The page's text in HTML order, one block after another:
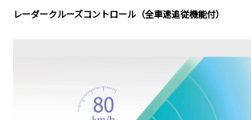
レーダークルーズコントロール（全車速追従機能付）